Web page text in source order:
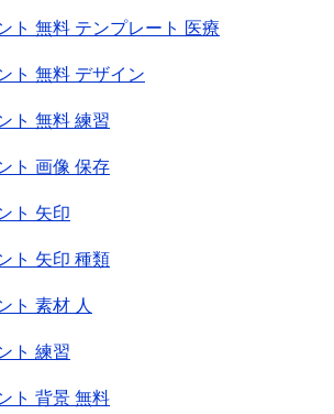
ト 無料 テンプレート 医療
ト 無料 デザイン
ト 無料 練習
ト 画像 保存
ト 矢印
ト 矢印 種類
ト 素材 人
ト 練習
ト 背景 無料